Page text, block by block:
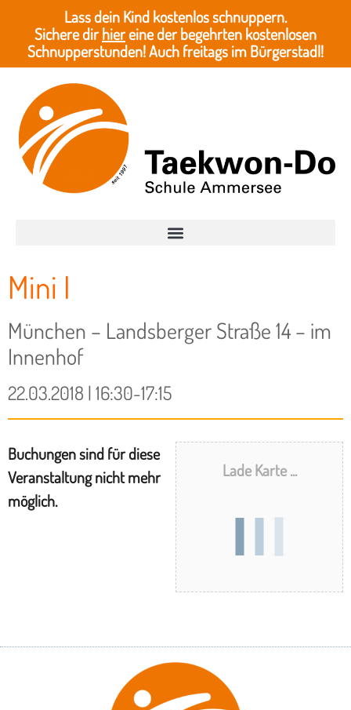
Lass dein Kind kostenlos schnuppern.
Sichere dirhiereine der begehrten kostenlosen
Schnupperstunden! Auch freitags im Bürgerstadl!
Mini I
München – Landsberger Straße 14 – im
Innenhof
22.03.2018 | 16:30-17:15
Buchungen sind für diese
Veranstaltung nicht mehr
möglich.
Lade Karte ...